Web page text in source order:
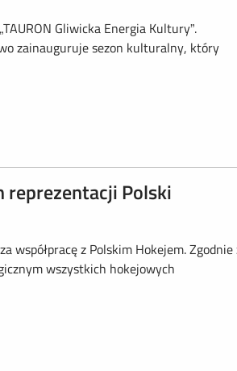
Gliwicka Energia Kultury”.
zainauguruje sezon kulturalny, który
reprezentacji Polski
współpracę z Polskim Hokejem. Zgodnie
wszystkich hokejowych